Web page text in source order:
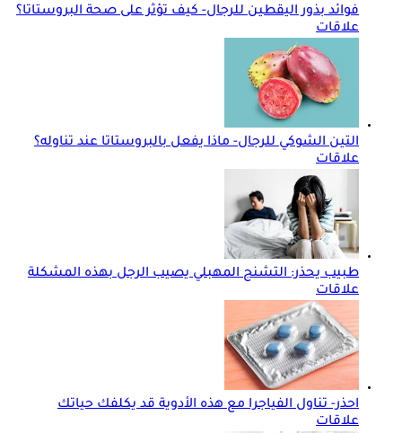
فوائد بذور اليقطين للرجال- كيف تؤثر على صحة البروستاتا؟
علاقات
التين الشوكي للرجال- ماذا يفعل بالبروستاتا عند تناوله؟
علاقات
طبيب يحذر: التشنج المهبلي يصيب الرجل بهذه المشكلة
علاقات
احذر- تناول الفياجرا مع هذه الأدوية قد يكلفك حياتك
علاقات